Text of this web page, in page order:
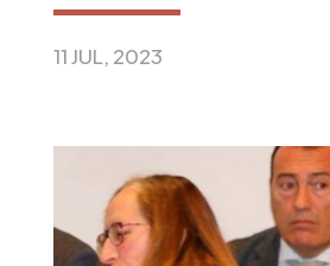
11 JUL, 2023